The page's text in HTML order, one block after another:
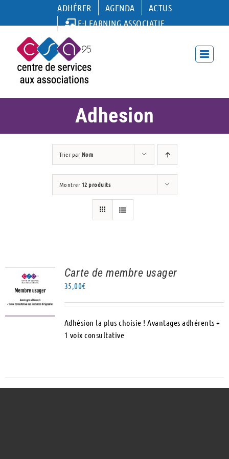
ADHÉRER AGENDA
ACTUS
E-LEARNING ASSOCIATIF
Adhesion
Trier par Nom
Montrer 12 produits
AJOUTER AU
PANIER
/
DÉTAILS
Carte de membre usager
35,00€
Adhésion la plus choisie ! Avantages adhérents +
1 voix consultative